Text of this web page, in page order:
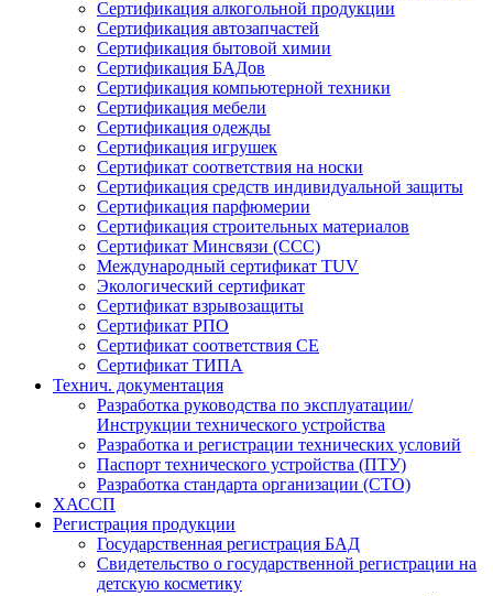
Сертификация алкогольной продукции
Сертификация автозапчастей
Сертификация бытовой химии
Сертификация БАДов
Сертификация компьютерной техники
Сертификация мебели
Сертификация одежды
Сертификация игрушек
Сертификат соответствия на носки
Сертификация средств индивидуальной защиты
Сертификация парфюмерии
Сертификация строительных материалов
Сертификат Минсвязи (ССС)
Международный сертификат TUV
Экологический сертификат
Сертификат взрывозащиты
Сертификат РПО
Сертификат соответствия CE
Сертификат ТИПА
Технич. документация
Разработка руководства по эксплуатации/
Инструкции технического устройства
Разработка и регистрации технических условий
Паспорт технического устройства (ПТУ)
Разработка стандарта организации (СТО)
ХАССП
Регистрация продукции
Государственная регистрация БАД
Свидетельство о государственной регистрации на
детскую косметику